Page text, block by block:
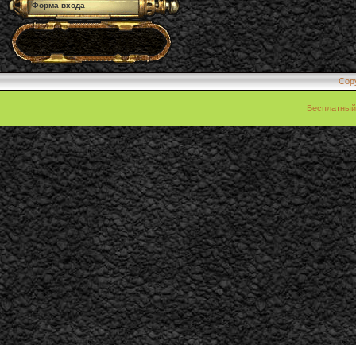
Форма входа